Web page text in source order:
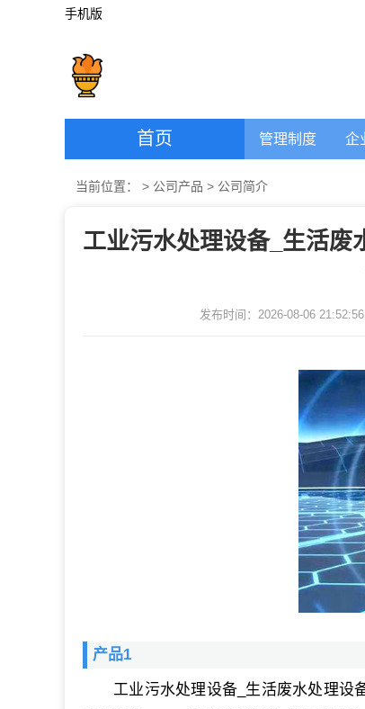
手机版
首页 管理制度 企
当前位置： > 公司产品 > 公司简介
工业污水处理设备_生活
发布时间：2026-08-06 21:52:56
产品1
工业污水处理设备_生活废水处理设